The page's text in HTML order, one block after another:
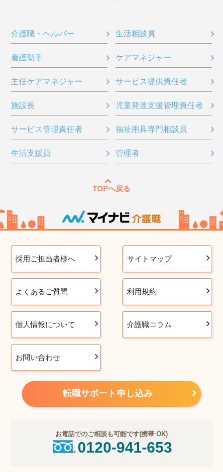
介護職・ヘルパー 生活相談員
看護助手 ケアマネジャー
主任ケアマネジャー サービス提供責任者
施設長 児童発達支援管理責任者
サービス管理責任者 福祉用具専門相談員
生活支援員 管理者
TOPへ戻る
採用ご担当者様へ サイトマップ
よくあるご質問 利用規約
個人情報について 介護職コラム
お問い合わせ
転職サポート申し込み
お電話でのご相談も可能です(携帯 OK)
0120-941-653